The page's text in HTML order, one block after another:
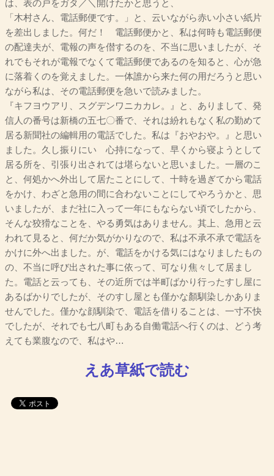
は、表の戸をガタ／＼開けたかと思うと、
「木村さん、電話郵便です。」と、云いながら赤い小さい紙片
を差出しました。何だ！ 電話郵便かと、私は何時も電話郵便
の配達夫が、電報の声を僣するのを、不当に思いましたが、そ
れでもそれが電報でなくて電話郵便であるのを知ると、心が急
に落着くのを覚えました。一体誰から来た何の用だろうと思い
ながら私は、その電話郵便を急いで読みました。
『キフヨウアリ、スグデンワニカカレ。』と、ありまして、発
信人の番号は新橋の五七〇番で、それは紛れもなく私の勤めて
居る新聞社の編輯用の電話でした。私は『おやおや。』と思い
ました。久し振りにいゝ心持になって、早くから寝ようとして
居る所を、引張り出されては堪らないと思いました。一層のこ
と、何処かへ外出して居たことにして、十時を過ぎてから電話
をかけ、わざと急用の間に合わないことにしてやろうかと、思
いましたが、まだ社に入って一年にもならない頃でしたから、
そんな狡猾なことを、やる勇気はありません。其上、急用と云
われて見ると、何だか気がかりなので、私は不承不承で電話を
かけに外へ出ました。が、電話をかける気にはなりましたもの
の、不当に呼び出された事に依って、可なり焦々して居まし
た。電話と云っても、その近所では半町ばかり行ったすし屋に
あるばかりでしたが、そのすし屋とも僅かな顏馴染しかありま
せんでした。僅かな顔馴染で、電話を借りることは、一寸不快
でしたが、それでも七八町もある自働電話へ行くのは、どう考
えても業腹なので、私はや…
えあ草紙で読む